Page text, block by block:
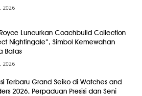
2026
Luncurkan Coachbuild Collection
Nightingale”, Simbol Kemewahan
Batas
2026
Terbaru Grand Seiko di Watches and
2026, Perpaduan Presisi dan Seni